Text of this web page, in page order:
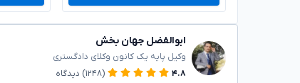
ابوالفضل جهان بخش
وکیل پایه یک کانون وکلای دادگستری
۴.۸
(۱۲۴۸) دیدگاه